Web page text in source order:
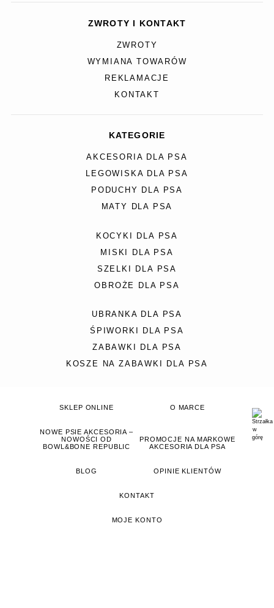
ZWROTY I KONTAKT
ZWROTY
WYMIANA TOWARÓW
REKLAMACJE
KONTAKT
KATEGORIE
AKCESORIA DLA PSA
LEGOWISKA DLA PSA
PODUCHY DLA PSA
MATY DLA PSA
KOCYKI DLA PSA
MISKI DLA PSA
SZELKI DLA PSA
OBROŻE DLA PSA
UBRANKA DLA PSA
ŚPIWORKI DLA PSA
ZABAWKI DLA PSA
KOSZE NA ZABAWKI DLA PSA
SKLEP ONLINE O MARCE
NOWE PSIE AKCESORIA –
NOWOŚCI OD
BOWL&BONE REPUBLIC
PROMOCJE NA MARKOWE
AKCESORIA DLA PSA
BLOG OPINIE KLIENTÓW
KONTAKT
MOJE KONTO